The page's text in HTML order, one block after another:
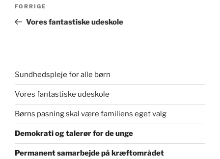
Forrige
indlæg
FORRIGE
Vores fantastiske udeskole
Sundhedspleje for alle børn
Vores fantastiske udeskole
Børns pasning skal være familiens eget valg
Demokrati og talerør for de unge
Permanent samarbejde på kræftområdet